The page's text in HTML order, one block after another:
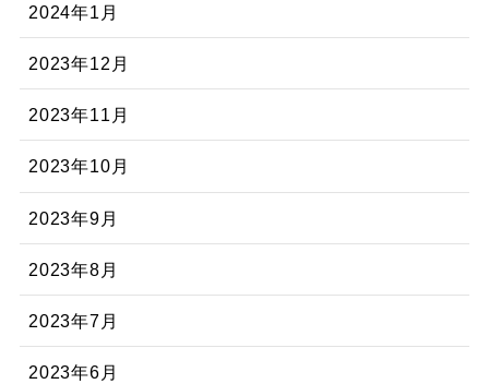
2024年1月
2023年12月
2023年11月
2023年10月
2023年9月
2023年8月
2023年7月
2023年6月